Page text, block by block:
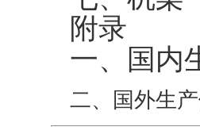
附录
一、国内
二、国外生